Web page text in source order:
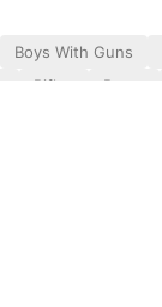
Boys With Guns
Rifles Room